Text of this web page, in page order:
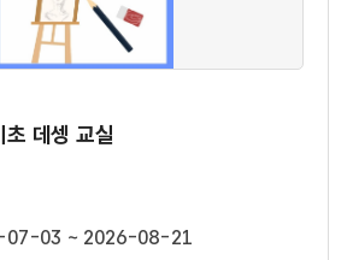
데셍 교실
07-03 ~ 2026-08-21